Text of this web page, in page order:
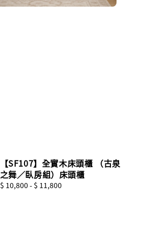
【SF107】全實木床頭櫃 （古泉
之舞／臥房組）床頭櫃
Regular
$ 10,800 - $ 11,800